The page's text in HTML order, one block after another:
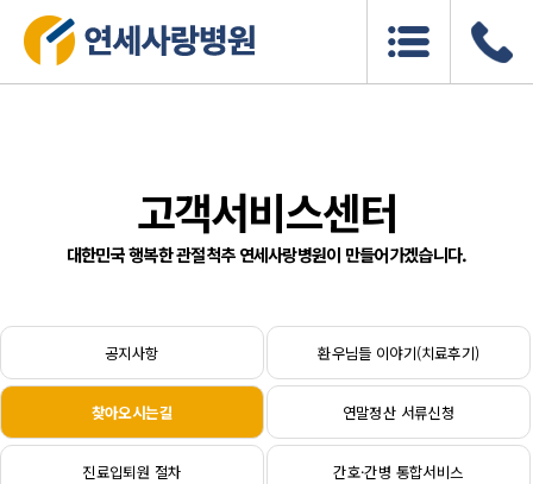
고객서비스센터
대한민국 행복한 관절척추 연세사랑병원이 만들어가겠습니다.
공지사항 환우님들 이야기(치료후기)
찾아오시는길 연말정산 서류신청
진료입퇴원 절차 간호·간병 통합서비스